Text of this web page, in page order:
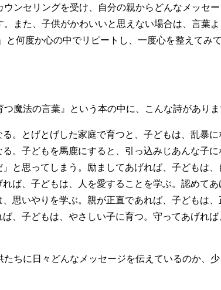
ンセリングを受け、自分の親からどんなメッセ
また、子供がかわいいと思えない場合は、言葉
と何度か心の中でリピートし、一度心を整えて
魔法の言葉』という本の中に、こんな詩がありま
。とげとげした家庭で育つと、子どもは、乱暴
。子どもを馬鹿にすると、引っ込みじあんな子
と思ってしまう。励ましてあげれば、子どもは
ば、子どもは、人を愛することを学ぶ。認めて
思いやりを学ぶ。親が正直であれば、子どもは
、子どもは、やさしい子に育つ。守ってあげれ
ちに日々どんなメッセージを伝えているのか、